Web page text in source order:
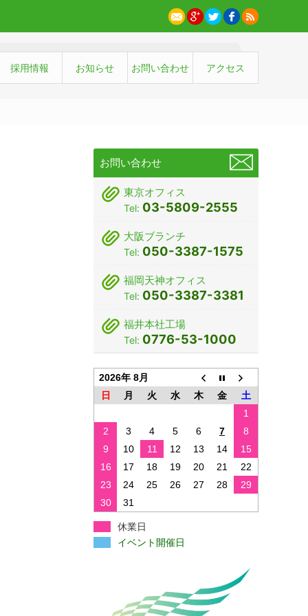
採用情報 お知らせ お問い合わせ アクセス
お問い合わせ
東京オフィス
Tel: 03-5809-2555
大阪ブランチ
Tel: 050-3387-1575
福岡天神オフィス
Tel: 050-3387-3381
福井本社工場
Tel: 0776-53-1000
2026年 8月
日
月 火 水 木 金
土
1
2
3 4 5 6 7
8
9
10 11 12 13 14
15
16
17 18 19 20 21
22
23
24 25 26 27 28
29
30
31
休業日
イベント開催日